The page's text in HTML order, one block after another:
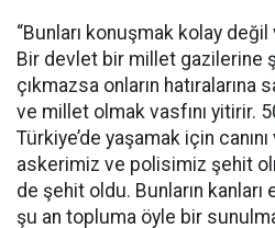
“Bunları konuşmak kolay değil
Bir devlet bir millet gazilerine
çıkmazsa onların hatıralarına
ve millet olmak vasfını yitirir.
Türkiye’de yaşamak için
askerimiz ve polisimiz şehit
de şehit oldu. Bunların
şu an topluma öyle bir